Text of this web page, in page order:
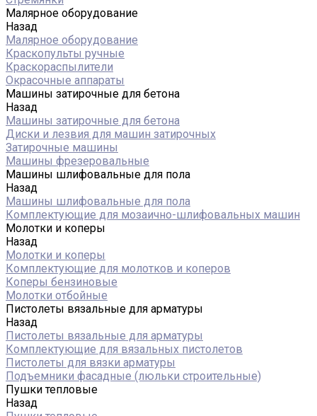
Малярное оборудование
Назад
Малярное оборудование
Краскопульты ручные
Краскораспылители
Окрасочные аппараты
Машины затирочные для бетона
Назад
Машины затирочные для бетона
Диски и лезвия для машин затирочных
Затирочные машины
Машины фрезеровальные
Машины шлифовальные для пола
Назад
Машины шлифовальные для пола
Комплектующие для мозаично-шлифовальных машин
Молотки и коперы
Назад
Молотки и коперы
Комплектующие для молотков и коперов
Коперы бензиновые
Молотки отбойные
Пистолеты вязальные для арматуры
Назад
Пистолеты вязальные для арматуры
Комплектующие для вязальных пистолетов
Пистолеты для вязки арматуры
Подъемники фасадные (люльки строительные)
Пушки тепловые
Назад